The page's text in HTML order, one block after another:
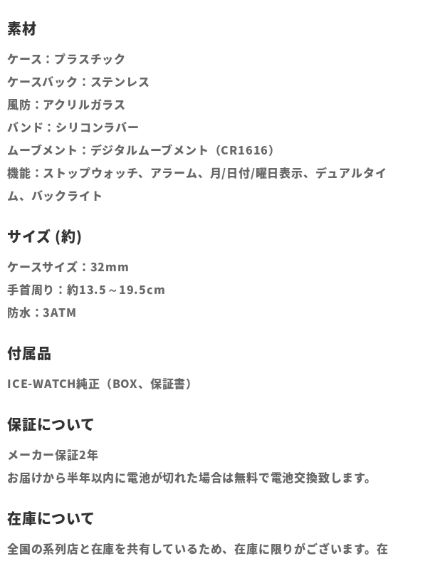
ケース：プラスチック
ケースバック：ステンレス
風防：アクリルガラス
バンド：シリコンラバー
ムーブメント：デジタルムーブメント（CR1616）
機能：ストップウォッチ、アラーム、月/日付/曜日表示、デュアルタイ
ム、バックライト
ケースサイズ：32mm
手首周り：約13.5～19.5cm
防水：3ATM
ICE-WATCH純正（BOX、保証書）
メーカー保証2年
お届けから半年以内に電池が切れた場合は無料で電池交換致します。
全国の系列店と在庫を共有しているため、在庫に限りがございます。在